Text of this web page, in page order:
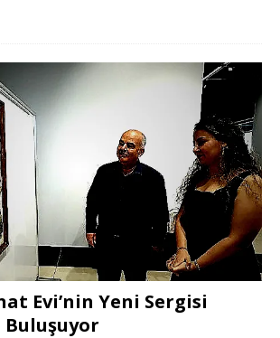
Evi’nin Yeni Sergisi